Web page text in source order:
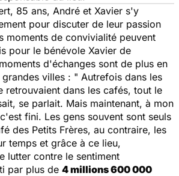
85 ans, André et Xavier s'y
pour discuter de leur passion
moments de convivialité peuvent
pour le bénévole Xavier de
d'échanges sont de plus en
villes : " Autrefois dans les
retrouvaient dans les cafés, tout le
se parlait. Mais maintenant, à mon
fini. Les gens souvent sont seuls
des Petits Frères, au contraire, les
temps et grâce à ce lieu,
lutter contre le sentiment
par plus de 4 millions 600 000